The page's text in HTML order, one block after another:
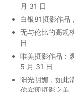
月 31 日
白银81摄影作品
无与伦比的高规
日
唯美摄影作品：
5 月 31 日
阳光明媚，如此
你实现摄影之美。